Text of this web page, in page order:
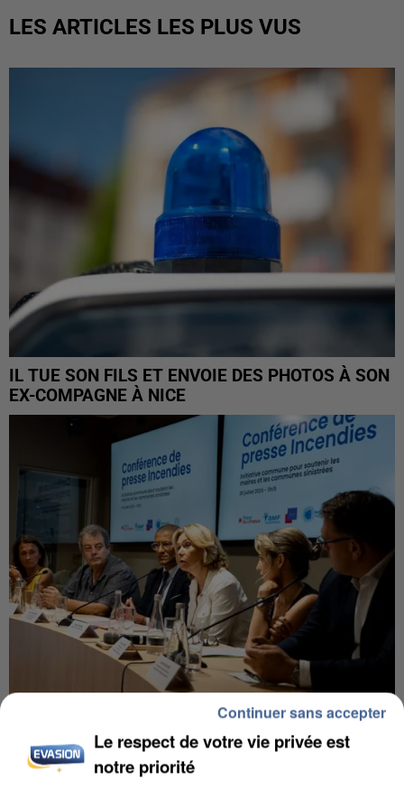
LES ARTICLES LES PLUS VUS
IL TUE SON FILS ET ENVOIE DES PHOTOS À SON
EX-COMPAGNE À NICE
INCENDIES : L’ÎLE-DE-FRANCE LANCE UN ÉLAN
DE SOLIDARITÉ AVEC LES...
Le respect de votre vie privée est
notre priorité
Continuer sans accepter